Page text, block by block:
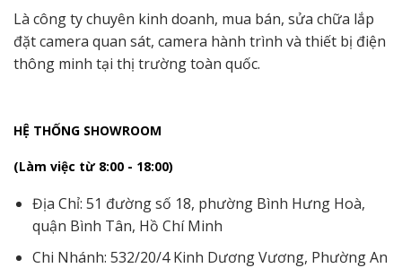
Là công ty chuyên kinh doanh, mua bán, sửa chữa lắp
đặt camera quan sát, camera hành trình và thiết bị điện
thông minh tại thị trường toàn quốc.
HỆ THỐNG SHOWROOM
(Làm việc từ 8:00 - 18:00)
Địa Chỉ: 51 đường số 18, phường Bình Hưng Hoà,
quận Bình Tân, Hồ Chí Minh
Chi Nhánh: 532/20/4 Kinh Dương Vương, Phường An